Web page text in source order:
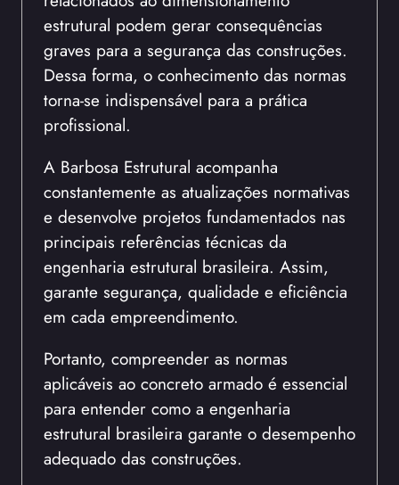
estrutural podem gerar consequências
graves para a segurança das construções.
Dessa forma, o conhecimento das normas
torna-se indispensável para a prática
profissional.
A Barbosa Estrutural acompanha
constantemente as atualizações normativas
e desenvolve projetos fundamentados nas
principais referências técnicas da
engenharia estrutural brasileira. Assim,
garante segurança, qualidade e eficiência
em cada empreendimento.
Portanto, compreender as normas
aplicáveis ao concreto armado é essencial
para entender como a engenharia
estrutural brasileira garante o desempenho
adequado das construções.